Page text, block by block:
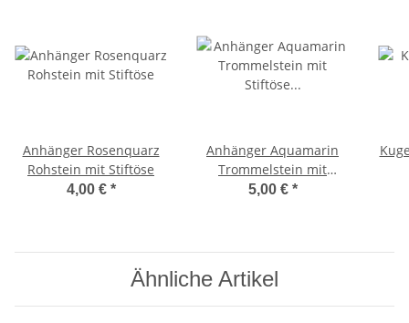
Anhänger Rosenquarz
Rohstein mit Stiftöse
4,00 € *
Anhänger Aquamarin
Trommelstein mit
Stiftöse goldfarben
5,00 € *
Ähnliche Artikel